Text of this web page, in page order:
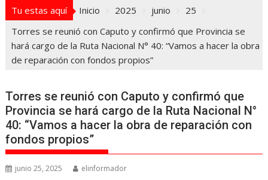
Tu estas aquí Inicio 2025 junio
25
Torres se reunió con Caputo y confirmó que Provincia se
hará cargo de la Ruta Nacional N° 40: “Vamos a hacer la obra
de reparación con fondos propios”
Torres se reunió con Caputo y confirmó que
Provincia se hará cargo de la Ruta Nacional N°
40: “Vamos a hacer la obra de reparación con
fondos propios”
junio 25, 2025 elinformador